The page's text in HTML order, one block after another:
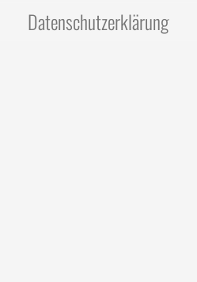
Datenschutzerklärung